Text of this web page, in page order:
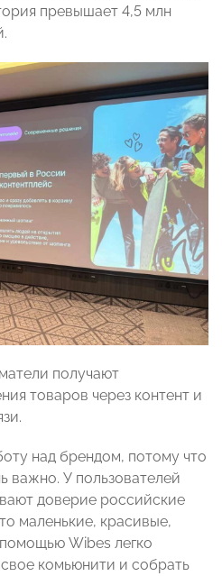
превышает 4,5 млн
получают
товаров через контент и
над брендом, потому что
важно. У пользователей
доверие российские
маленькие, красивые,
Wibes легко
комьюнити и собрать